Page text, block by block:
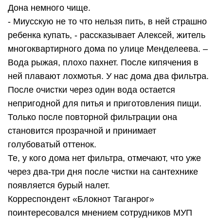
Дона немного чище.
- Миусскую не то что нельзя пить, в ней страшно
ребенка купать, - рассказывает Алексей, житель
многоквартирного дома по улице Менделеева. –
Вода рыжая, плохо пахнет. После кипячения в
ней плавают лохмотья. У нас дома два фильтра.
После очистки через один вода остается
непригодной для питья и приготовления пищи.
Только после повторной фильтрации она
становится прозрачной и принимает
голубоватый оттенок.
Те, у кого дома нет фильтра, отмечают, что уже
через два-три дня после чистки на сантехнике
появляется бурый налет.
Корреспондент «Блокнот Таганрог»
поинтересовался мнением сотрудников МУП